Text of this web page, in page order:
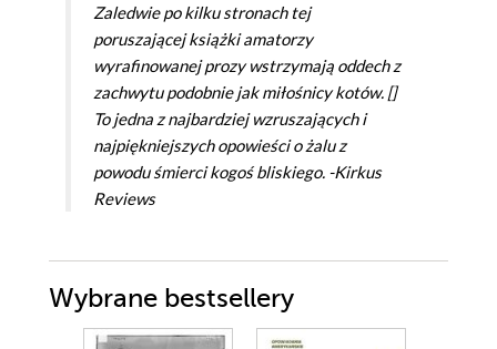
Zaledwie po kilku stronach tej
poruszającej książki amatorzy
wyrafinowanej prozy wstrzymają oddech z
zachwytu podobnie jak miłośnicy kotów. []
To jedna z najbardziej wzruszających i
najpiękniejszych opowieści o żalu z
powodu śmierci kogoś bliskiego. -Kirkus
Reviews
Wybrane bestsellery